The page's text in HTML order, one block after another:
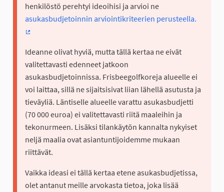
henkilöstö perehtyi ideoihisi ja arvioi ne
asukasbudjetoinnin arviointikriteerien perusteella.
Ideanne olivat hyviä, mutta tällä kertaa ne eivät
valitettavasti edenneet jatkoon
asukasbudjetoinnissa. Frisbeegolfkoreja alueelle ei
voi laittaa, sillä ne sijaitsisivat liian lähellä asutusta ja
tieväyliä. Läntiselle alueelle varattu asukasbudjetti
(70 000 euroa) ei valitettavasti riitä maaleihin ja
tekonurmeen. Lisäksi tilankäytön kannalta nykyiset
neljä maalia ovat asiantuntijoidemme mukaan
riittävät.
Vaikka ideasi ei tällä kertaa etene asukasbudjetissa,
olet antanut meille arvokasta tietoa, joka lisää